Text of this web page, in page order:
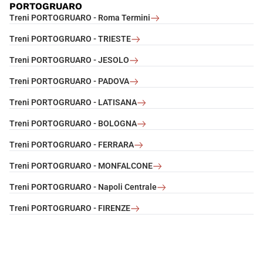
PORTOGRUARO
Treni PORTOGRUARO - Roma Termini
Treni PORTOGRUARO - TRIESTE
Treni PORTOGRUARO - JESOLO
Treni PORTOGRUARO - PADOVA
Treni PORTOGRUARO - LATISANA
Treni PORTOGRUARO - BOLOGNA
Treni PORTOGRUARO - FERRARA
Treni PORTOGRUARO - MONFALCONE
Treni PORTOGRUARO - Napoli Centrale
Treni PORTOGRUARO - FIRENZE